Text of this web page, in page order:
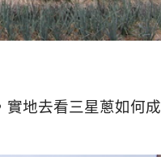
實地去看三星蔥如何成